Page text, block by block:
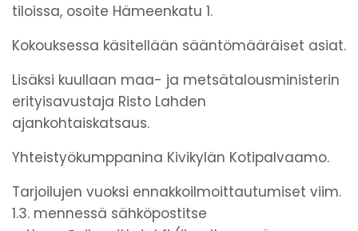
tiloissa, osoite Hämeenkatu 1.
Kokouksessa käsitellään sääntömääräiset asiat.
Lisäksi kuullaan maa- ja metsätalousministerin
erityisavustaja Risto Lahden
ajankohtaiskatsaus.
Yhteistyökumppanina Kivikylän Kotipalvaamo.
Tarjoilujen vuoksi ennakkoilmoittautumiset viim.
1.3. mennessä sähköpostitse